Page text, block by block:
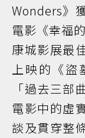
Wonders》
電影《幸福
康城影展最
上映的《盜
「過去三
電影中的虛
談及貫穿整